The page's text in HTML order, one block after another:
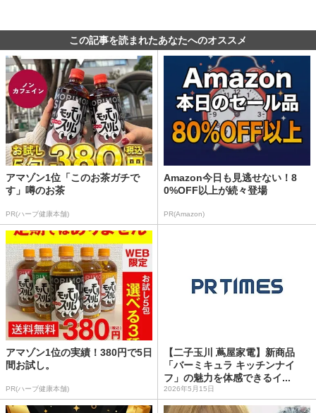
この記事を読まれたあなたへのオススメ
アマゾン1位「このお茶ガチで
す」噂のお茶
PR(ハーブ健康本舗)
Amazon今日も見逃せない！8
0%OFF以上が続々登場
PR(Amazon)
アマゾン1位の実績！380円で5日
間お試し。
PR(ハーブ健康本舗)
【二子玉川 蔦屋家電】新商品
「バーミキュラ キッチンナイ
フ」の魅力を体感できるイ...
2026年5月15日